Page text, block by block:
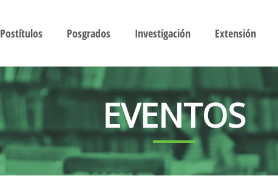
Postítulos Posgrados Investigación Extensión
EVENTOS